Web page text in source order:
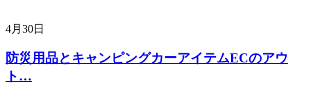
4月30日
防災用品とキャンピングカーアイテムECのアウ
ト…